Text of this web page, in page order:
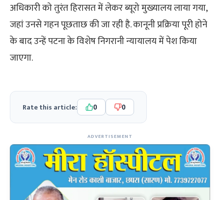
अधिकारी को तुरंत हिरासत में लेकर ब्यूरो मुख्यालय लाया गया,
जहां उनसे गहन पूछताछ की जा रही है. कानूनी प्रक्रिया पूरी होने
के बाद उन्हें पटना के विशेष निगरानी न्यायालय में पेश किया
जाएगा.
Rate this article: 0 0
ADVERTISEMENT